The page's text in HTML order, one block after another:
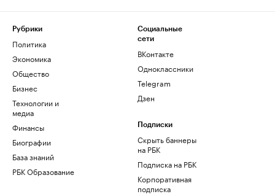
Рубрики
Политика
Экономика
Общество
Бизнес
Технологии и
медиа
Финансы
Биографии
База знаний
РБК Образование
Социальные
сети
ВКонтакте
Одноклассники
Telegram
Дзен
Подписки
Скрыть баннеры
на РБК
Подписка на РБК
Корпоративная
подписка